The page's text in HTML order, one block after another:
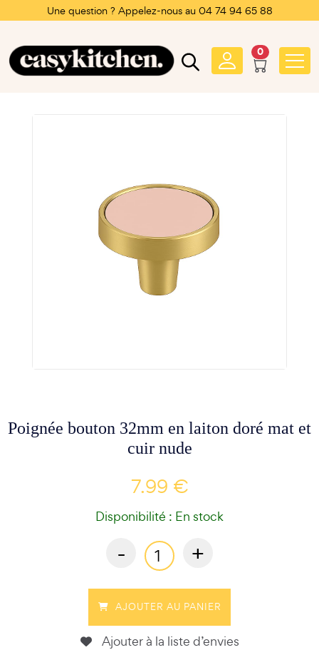
Une question ? Appelez-nous au 04 74 94 65 88
0
Poignée bouton 32mm en laiton doré mat et
cuir nude
7.99 €
Disponibilité : En stock
- +
AJOUTER AU PANIER
Ajouter à la liste d’envies